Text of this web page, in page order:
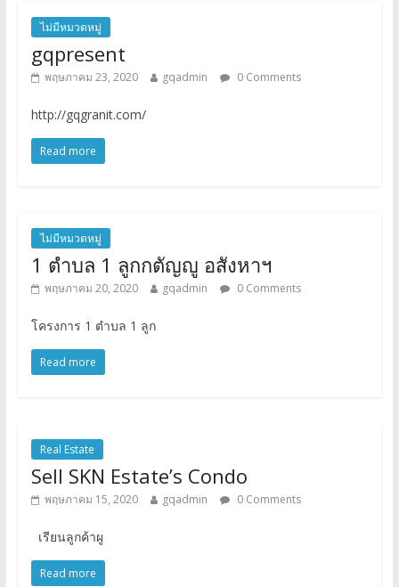
ไม่มีหมวดหมู่
gqpresent
พฤษภาคม 23, 2020 gqadmin 0 Comments
http://gqgranit.com/
Read more
ไม่มีหมวดหมู่
1 ตำบล 1 ลูกกตัญญู อสังหาฯ
พฤษภาคม 20, 2020 gqadmin 0 Comments
โครงการ 1 ตำบล 1 ลูก
Read more
Real Estate
Sell SKN Estate’s Condo
พฤษภาคม 15, 2020 gqadmin 0 Comments
เรียนลูกค้าผู
Read more